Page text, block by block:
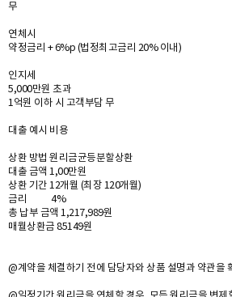
무
연체시
약정금리 + 6%p (법정최고금리 20% 이내)
인지세
5,000만원 초과
1억원 이하 시 고객부담 무
대출 예시 비용
상환 방법 원리금균등분할상환
대출 금액 1,00만원
상환 기간 12개월 (최장 120개월)
금리 4%
총 납부 금액 1,217,989원
매월상환금 85149원
@계약을 체결하기 전에 담당자와 상품 설명과 약관을